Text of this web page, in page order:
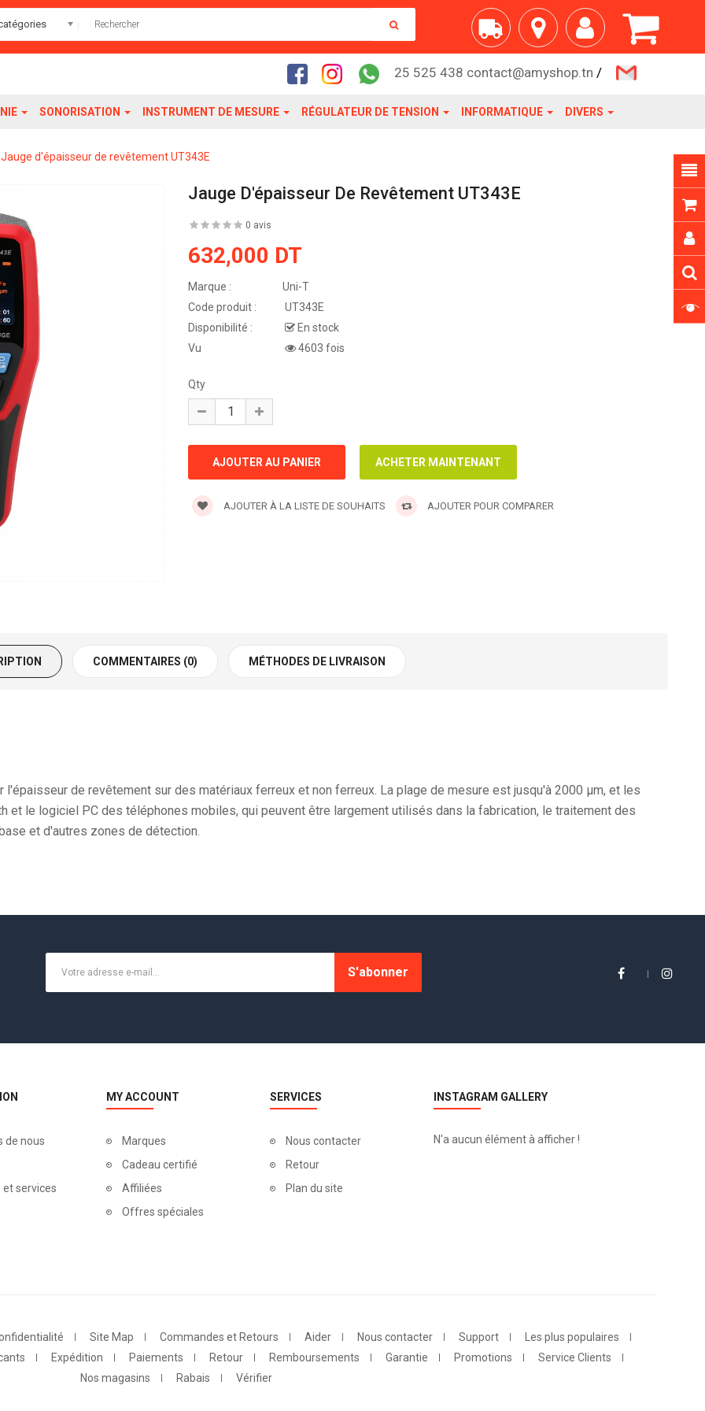
25 525 438 contact@amyshop.tn /
SONORISATION INSTRUMENT DE MESURE RÉGULATEUR DE TENSION INFORMATIQUE DIVERS
Jauge d'épaisseur de revêtement UT343E
Jauge D'épaisseur De Revêtement UT343E
0 avis
632,000 DT
Marque :
Uni-T
Code produit :
UT343E
Disponibilité :
En stock
Vu
4603 fois
Qty
AJOUTER À LA LISTE DE SOUHAITS AJOUTER POUR COMPARER
COMMENTAIRES (0) MÉTHODES DE LIVRAISON
de revêtement sur des matériaux ferreux et non ferreux. La plage de mesure est jusqu'à 2000 µm, et les
et le logiciel PC des téléphones mobiles, qui peuvent être largement utilisés dans la fabrication, le traitement des
et d'autres zones de détection.
S'abonner
de nous
et services
MY ACCOUNT
Marques
Cadeau certifié
Affiliées
Offres spéciales
SERVICES
Nous contacter
Retour
Plan du site
INSTAGRAM GALLERY
N'a aucun élément à afficher !
Site Map Commandes et Retours Aider Nous contacter Support
Les plus populaires
Expédition Paiements Retour Remboursements Garantie Promotions
Service Clients
Nos magasins
Rabais Vérifier